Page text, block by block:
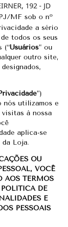
192 - JD
MF sob o nº
a sério
todos os seus
(“Usuários” ou
outro site,
”)
nós utilizamos e
visitas à nossa
aplica-se
Loja.
OU
VOCÊ
AOS TERMOS
DE
E
PESSOAIS